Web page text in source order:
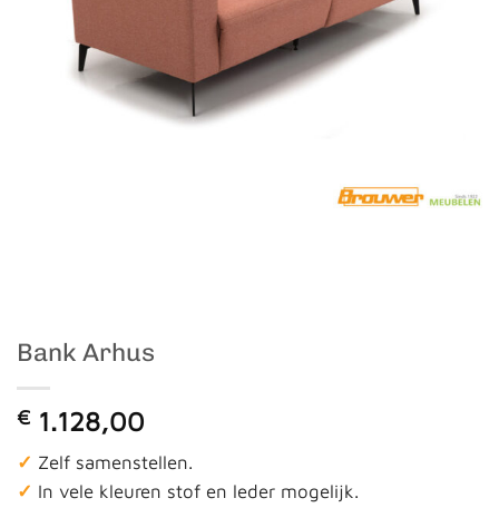
Bank Arhus
€ 1.128,00
✓ Zelf samenstellen.
✓ In vele kleuren stof en leder mogelijk.